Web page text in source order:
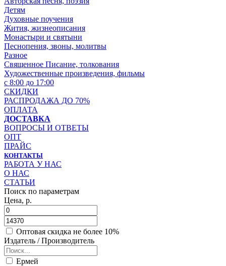
Детям
Духовные поучения
Жития, жизнеописания
Монастыри и святыни
Песнопения, звоны, молитвы
Разное
Священное Писание, толкования
Художественные произведения, фильмы
с 8:00 до 17:00
СКИДКИ
РАСПРОДАЖА ДО 70%
ОПЛАТА
ДОСТАВКА
ВОПРОСЫ И ОТВЕТЫ
ОПТ
ПРАЙС
КОНТАКТЫ
РАБОТА У НАС
О НАС
СТАТЬИ
Поиск по параметрам
Цена, р.
Оптовая скидка не более 10%
Издатель / Производитель
Ермей